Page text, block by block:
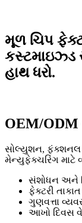
મૂળ ચિપ
કસ્ટમાઇઝ્ડ
હાથ ધરો.
OEM/ODM
સોલ્યુશન, ફંક્શનલ
મેન્યુફેક્ચરિંગ માટે
સંશોધન અને
ફેક્ટરી તાકાત
ગુણવત્તા
આખો દિવસ